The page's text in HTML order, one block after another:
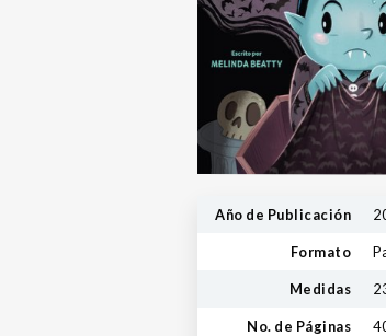
Año de Publicación
Formato
Medidas
No. de Páginas